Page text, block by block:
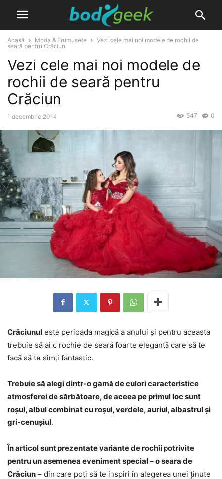
Acasă Moda & Frumusete
Vezi cele mai noi modele de rochii de
seară pentru Crăciun
Vezi cele mai noi modele de
rochii de seară pentru
Crăciun
1 decembrie 2014 0
547
Crăciunul este perioada magică a anului și pentru aceasta
trebuie să ai o rochie de seară foarte elegantă care să te
facă să te simți fantastic.
Trebuie să alegi dintr-o gamă de culori caracteristice
atmosferei de sărbătoare, de aceea pe primul loc sunt
roșul, albul combinat cu roșul, verdele, auriul, albastrul și
gri-cenușiul.
În articol sunt prezentate variante de rochii potrivite
pentru un asemenea eveniment special – o seara de
Crăciun – din care poți să te inspiri în alegerea unei ținute